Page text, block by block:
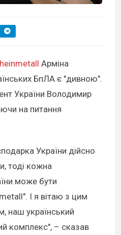
Арміна
БпЛА є "дивною".
України Володимир
на питання
України дійсно
тоді кожна
може бути
І я вітаю з цим
наш український
комплекс", – сказав